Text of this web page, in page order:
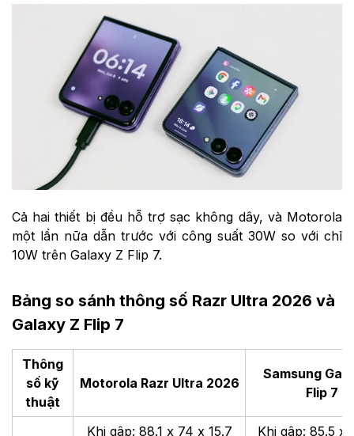
Cả hai thiết bị đều hỗ trợ sạc không dây, và Motorola
một lần nữa dẫn trước với công suất 30W so với chỉ
10W trên Galaxy Z Flip 7.
Bảng so sánh thông số Razr Ultra 2026 và
Galaxy Z Flip 7
Thông
số kỹ
thuật
Motorola Razr Ultra 2026
Samsung
Flip 7
Khi gập: 88.1 x 74 x 15.7 Khi gập: 85.5 x